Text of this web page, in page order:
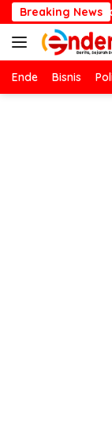
Langsung
ke
konten
Breaking News
Ende Bisnis